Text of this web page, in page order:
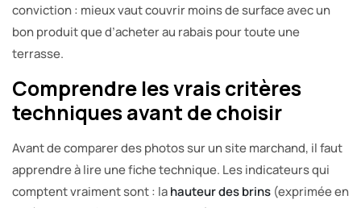
conviction : mieux vaut couvrir moins de surface avec un
bon produit que d’acheter au rabais pour toute une
terrasse.
Comprendre les vrais critères
techniques avant de choisir
Avant de comparer des photos sur un site marchand, il faut
apprendre à lire une fiche technique. Les indicateurs qui
comptent vraiment sont : lahauteur des brins (exprimée en